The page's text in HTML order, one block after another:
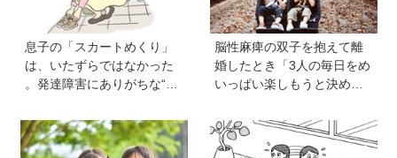
息子の「スカートめくり」
は、いたずらではなかった
。発達障害にありがちな“誤
イザーが解説】
脳性麻痺の双子を抱えて離
婚したとき「3人の毎日をめ
いっぱい楽しもうと決め
訊く子どもの人生の輝かせ
方